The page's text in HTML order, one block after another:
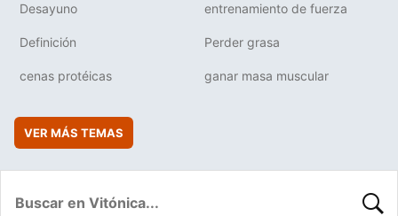
Desayuno entrenamiento de fuerza
Definición Perder grasa
cenas protéicas ganar masa muscular
VER MÁS TEMAS